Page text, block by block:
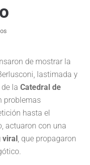
de mostrar la
lastimada y
la Catedral de
problemas
hasta el
actuaron con una
viral, que propagaron